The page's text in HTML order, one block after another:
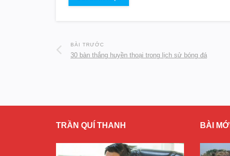
BÀI TRƯỚC
30 bàn thắng huyền thoại trong lịch sử bóng đá
TRẦN QUÍ THANH BÀI MỚI